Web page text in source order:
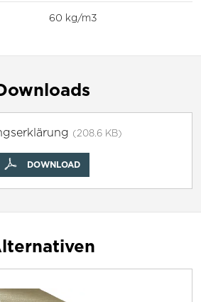
60 kg/m3
(208.6 KB)
DOWNLOAD